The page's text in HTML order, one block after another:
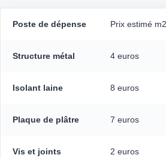
Poste de dépense Prix estimé m2
Structure métal 4 euros
Isolant laine 8 euros
Plaque de plâtre 7 euros
Vis et joints 2 euros